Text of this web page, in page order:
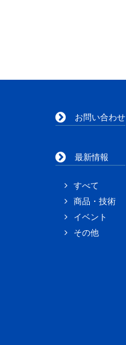
お問い合わせ
最新情報
すべて
商品・技術
イベント
その他